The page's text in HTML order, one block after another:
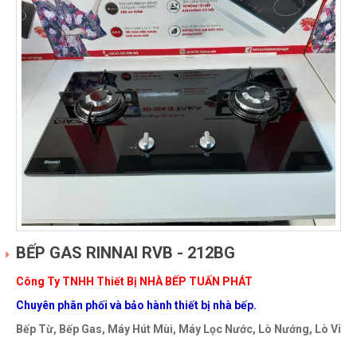
BẾP GAS RINNAI RVB - 212BG
Công Ty TNHH Thiết Bị NHÀ BẾP TUẤN PHÁT
Chuyên phân phối và bảo hành thiết bị nhà bếp.
Bếp Từ, Bếp Gas, Máy Hút Mùi, Máy Lọc Nước, Lò Nướng, Lò Vi